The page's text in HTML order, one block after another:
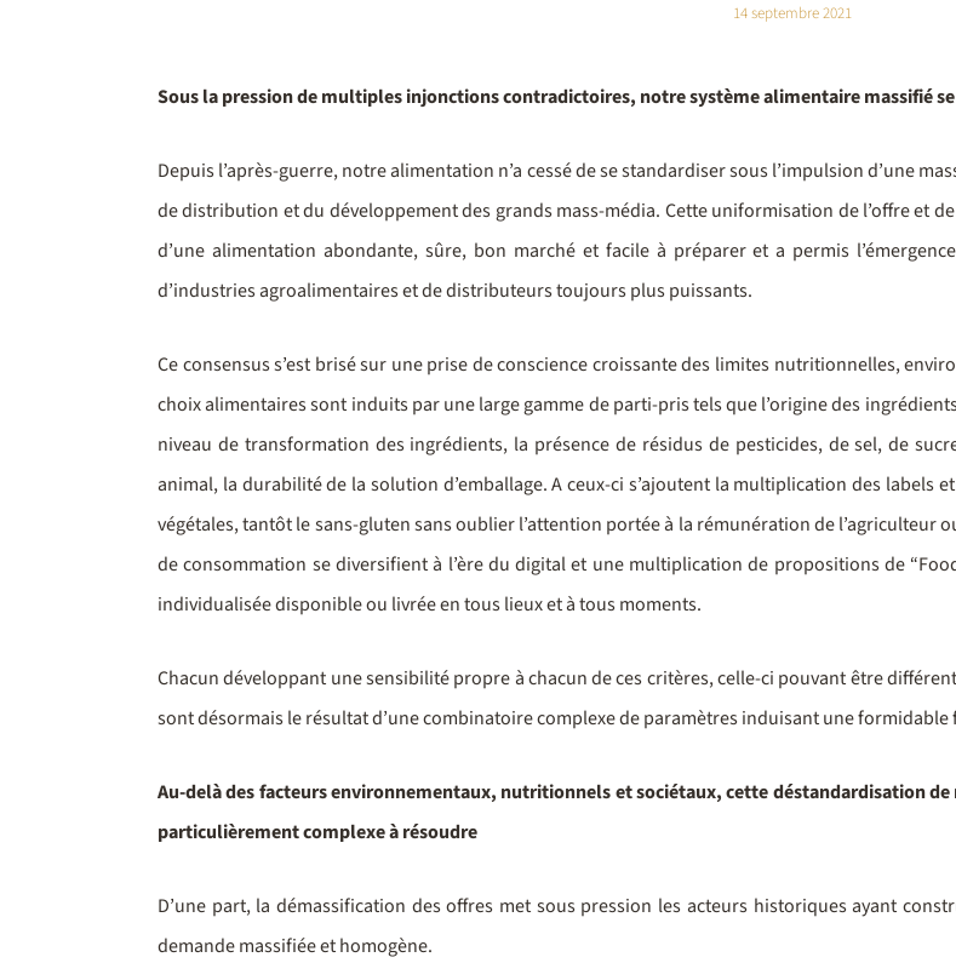
14 septembre 2021
Sous la pression de multiples injonctions contradictoires, notre système alimentaire massifié
Depuis l’après-guerre, notre alimentation n’a cessé de se standardiser sous l’impulsion d’une
de distribution et du développement des grands mass-média. Cette uniformisation de l’offre et
d’une alimentation abondante, sûre, bon marché et facile à préparer et a permis
d’industries agroalimentaires et de distributeurs toujours plus puissants.
Ce consensus s’est brisé sur une prise de conscience croissante des limites nutritionnelles,
choix alimentaires sont induits par une large gamme de parti-pris tels que l’origine des
niveau de transformation des ingrédients, la présence de résidus de pesticides, de sel, de
animal, la durabilité de la solution d’emballage. A ceux-ci s’ajoutent la multiplication des labels
végétales, tantôt le sans-gluten sans oublier l’attention portée à la rémunération de l’agriculteur
de consommation se diversifient à l’ère du digital et une multiplication de propositions de
individualisée disponible ou livrée en tous lieux et à tous moments.
Chacun développant une sensibilité propre à chacun de ces critères, celle-ci pouvant être
sont désormais le résultat d’une combinatoire complexe de paramètres induisant une
Au-delà des facteurs environnementaux, nutritionnels et sociétaux, cette déstandardisation
particulièrement complexe à résoudre
D’une part, la démassification des offres met sous pression les acteurs historiques ayant
demande massifiée et homogène.